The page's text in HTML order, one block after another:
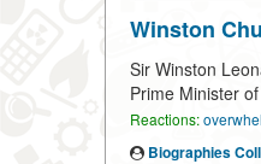
Winston
Sir Winston
Prime Minister
Reactions:
Biographies